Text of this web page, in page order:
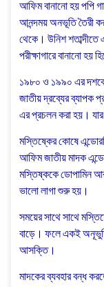
আফিম বানানো হয় পপি
আনন্দময় অনভূতি তৈরী
থেকে। উনিশ
পরীক্ষাগারে বানানো হয়
১৯৮০ ও ১৯৯০ এর দশকে
জাতীয় দ্রব্যের ব্যাপক
এর প্রচলন করা হয়।
মস্তিষ্কের কোষে
আফিম জাতীয় মাদক
মস্তিষ্ককে ডোপামিন
ভালো লাগা শুরু হয়।
সময়ের সাথে সাথে
বাড়ে। ফলে একই
আসক্তি।
মাদকের ব্যবহার বন্ধ